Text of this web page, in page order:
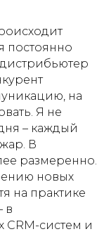
постоянно
на
Я не
– каждый
В
размеренно.
новых
на практике
в
CRM-систем и